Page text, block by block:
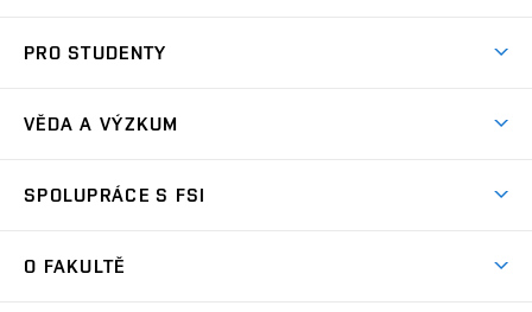
Ambasadoři studia
Zápisy
Dny otevřených dveří
PRO STUDENTY
Studijní předpisy
Pro prváky
VĚDA A VÝZKUM
Oblasti výzkumu
SPOLUPRÁCE S FSI
O FAKULTĚ